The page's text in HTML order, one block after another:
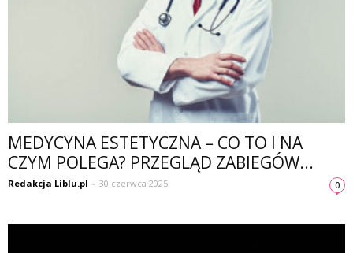
MEDYCYNA ESTETYCZNA – CO TO I NA
CZYM POLEGA? PRZEGLĄD ZABIEGÓW...
Redakcja Liblu.pl - 30 czerwca 2025 0